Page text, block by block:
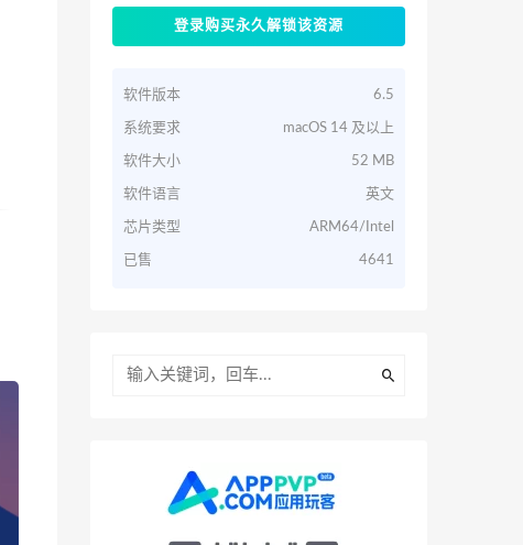
登录购买永久解锁该资源
软件版本 6.5
系统要求 macOS 14 及以上
软件大小 52 MB
软件语言 英文
芯片类型 ARM64/Intel
已售 4641